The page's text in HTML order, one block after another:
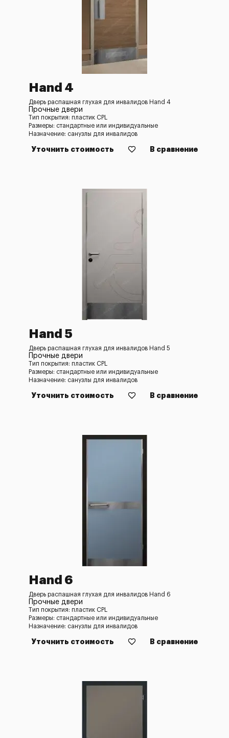
Hand 4
Дверь распашная глухая для инвалидов Hand 4
Прочные двери
Тип покрытия: пластик CPL
Размеры: стандартные или индивидуальные
Назначение: санузлы для инвалидов
Уточнить стоимость В сравнение
Hand 5
Дверь распашная глухая для инвалидов Hand 5
Прочные двери
Тип покрытия: пластик CPL
Размеры: стандартные или индивидуальные
Назначение: санузлы для инвалидов
Уточнить стоимость В сравнение
Hand 6
Дверь распашная глухая для инвалидов Hand 6
Прочные двери
Тип покрытия: пластик CPL
Размеры: стандартные или индивидуальные
Назначение: санузлы для инвалидов
Уточнить стоимость В сравнение